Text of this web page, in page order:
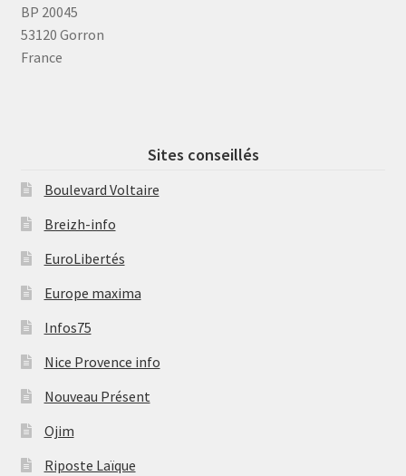
BP 20045
53120 Gorron
France
Sites conseillés
Boulevard Voltaire
Breizh-info
EuroLibertés
Europe maxima
Infos75
Nice Provence info
Nouveau Présent
Ojim
Riposte Laïque